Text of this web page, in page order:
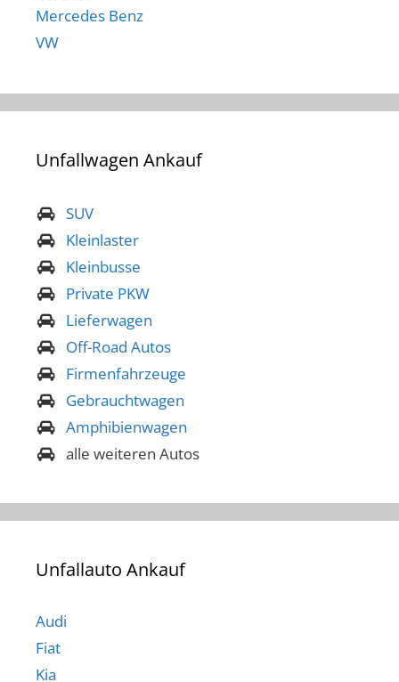
Mercedes Benz
VW
Unfallwagen Ankauf
SUV
Kleinlaster
Kleinbusse
Private PKW
Lieferwagen
Off-Road Autos
Firmenfahrzeuge
Gebrauchtwagen
Amphibienwagen
alle weiteren Autos
Unfallauto Ankauf
Audi
Fiat
Kia